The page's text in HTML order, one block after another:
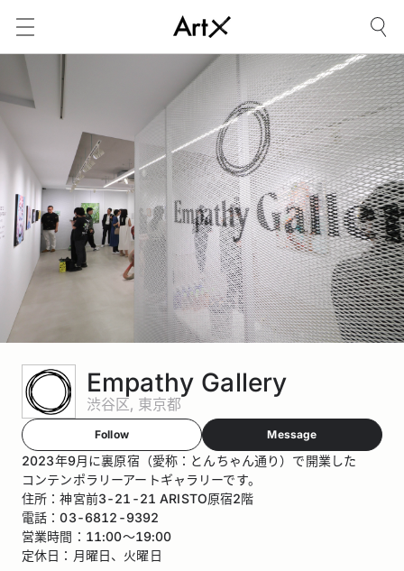
Empathy Gallery
渋谷区, 東京都
Follow Message
2023年9月に裏原宿（愛称：とんちゃん通り）で開業した
コンテンポラリーアートギャラリーです。
住所：神宮前3-21-21 ARISTO原宿2階
電話：03-6812-9392
営業時間：11:00〜19:00
定休日：月曜日、火曜日